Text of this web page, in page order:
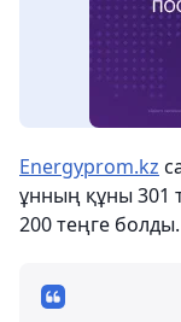
Energyprom.kz
ұнның құны 301
200 теңге болды.